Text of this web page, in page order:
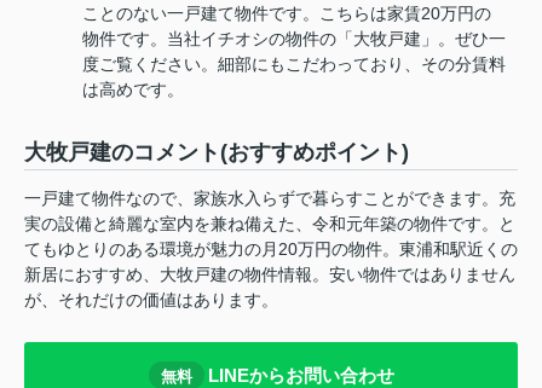
ことのない一戸建て物件です。こちらは家賃20万円の
物件です。当社イチオシの物件の「大牧戸建」。ぜひ一
度ご覧ください。細部にもこだわっており、その分賃料
は高めです。
大牧戸建のコメント(おすすめポイント)
一戸建て物件なので、家族水入らずで暮らすことができます。充
実の設備と綺麗な室内を兼ね備えた、令和元年築の物件です。と
てもゆとりのある環境が魅力の月20万円の物件。東浦和駅近くの
新居におすすめ、大牧戸建の物件情報。安い物件ではありません
が、それだけの価値はあります。
無料 LINEからお問い合わせ